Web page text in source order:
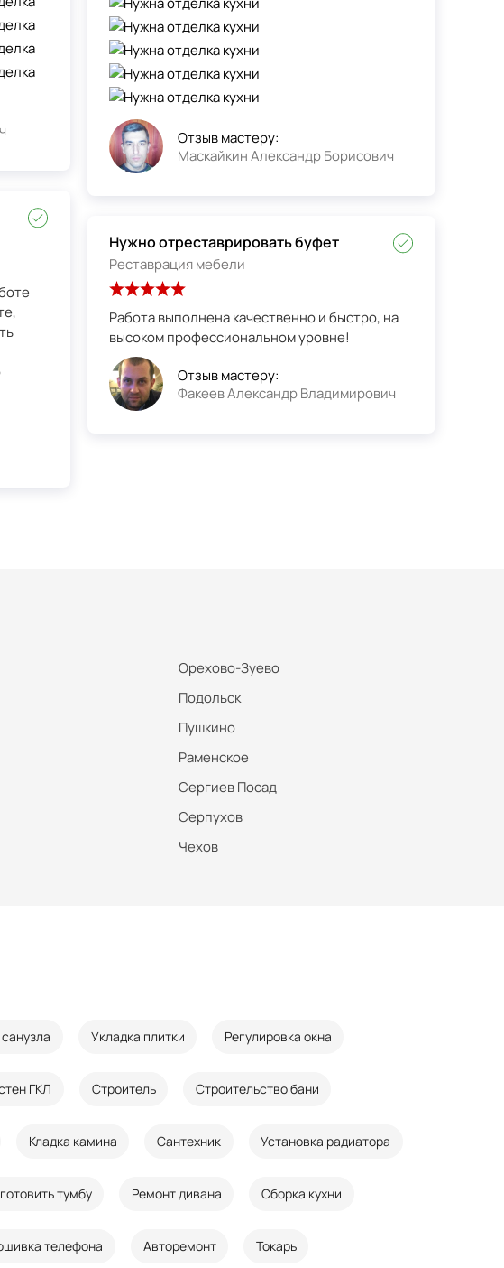
Отзыв мастеру:
Маскайкин Александр Борисович
Нужно отреставрировать буфет
Реставрация мебели
Работа выполнена качественно и быстро, на
высоком профессиональном уровне!
Отзыв мастеру:
Факеев Александр Владимирович
Орехово-Зуево
Подольск
Пушкино
Раменское
Сергиев Посад
Серпухов
Чехов
Укладка плитки Регулировка окна
ГКЛ Строитель Строительство бани
Кладка камина Сантехник Установка радиатора
тумбу Ремонт дивана Сборка кухни
телефона Авторемонт Токарь